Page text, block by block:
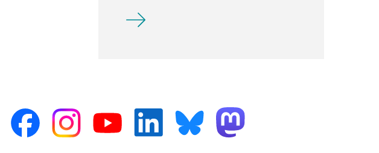
Demokratische Institutionen und Soziale Arbeit -